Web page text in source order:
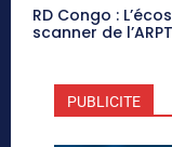
RD Congo :
scanner de
PUBLICITE